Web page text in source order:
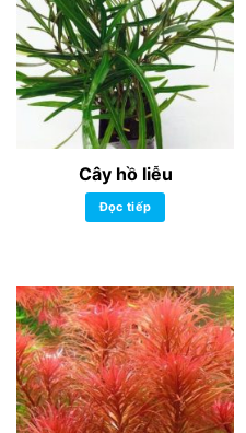
Cây hồ liễu
Đọc tiếp